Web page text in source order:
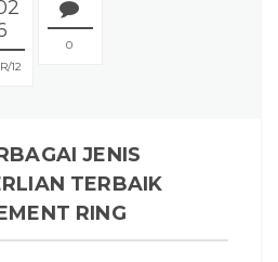
12
0
JENIS
TERBAIK
RING